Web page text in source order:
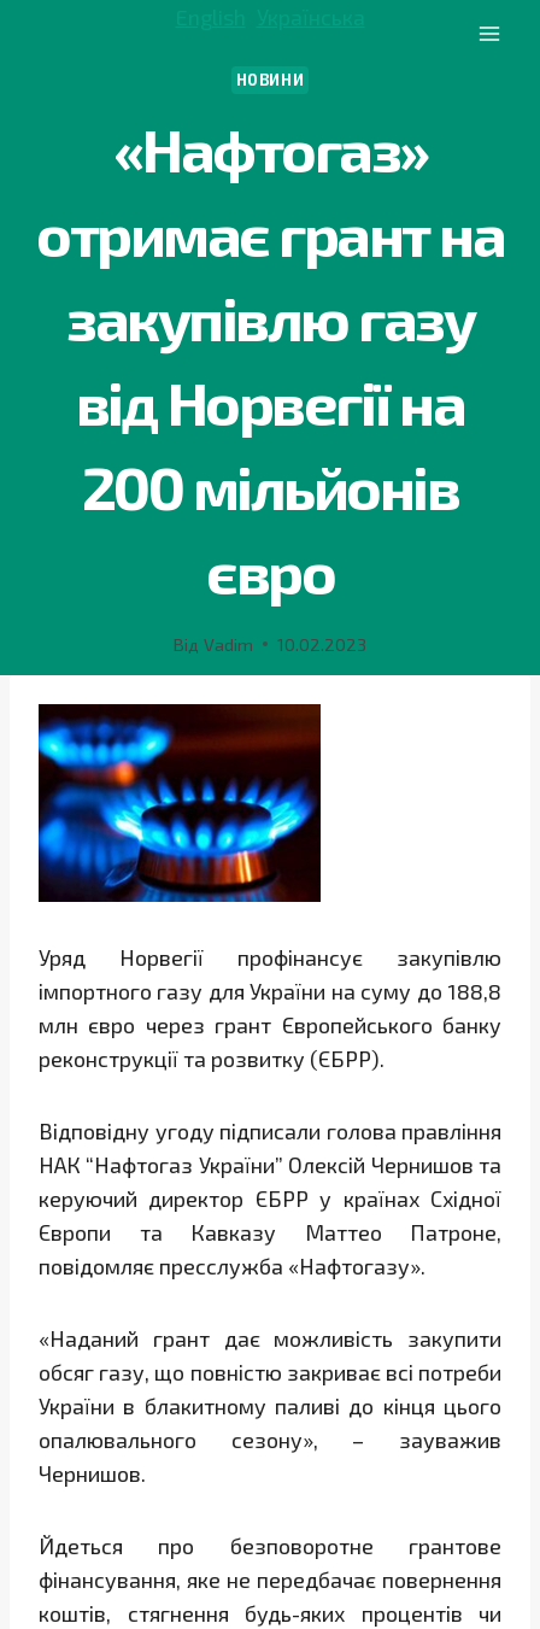
НОВИНИ
«Нафтогаз»
отримає грант на
закупівлю газу
від Норвегії на
200 мільйонів
євро
Від Vadim 10.02.2023
Уряд Норвегії профінансує закупівлю
імпортного газу для України на суму до 188,8
млн євро через грант Європейського банку
реконструкції та розвитку (ЄБРР).
Відповідну угоду підписали голова правління
НАК “Нафтогаз України” Олексій Чернишов та
керуючий директор ЄБРР у країнах Східної
Європи та Кавказу Маттео Патроне,
повідомляє пресслужба «Нафтогазу».
«Наданий грант дає можливість закупити
обсяг газу, що повністю закриває всі потреби
України в блакитному паливі до кінця цього
опалювального сезону», – зауважив
Чернишов.
Йдеться про безповоротне грантове
фінансування, яке не передбачає повернення
коштів, стягнення будь-яких процентів чи